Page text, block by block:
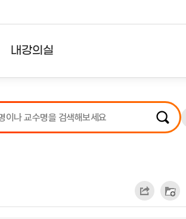
내강의실
강의리스트
수강확인증강의